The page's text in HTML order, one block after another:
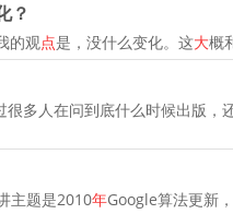
？
的观点是，没什么变化。这大概
很多人在问到底什么时候出版，
主题是2010年Google算法更新